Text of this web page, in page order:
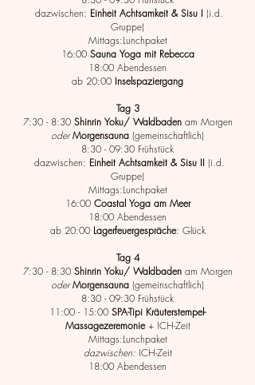
dazwischen: Einheit Achtsamkeit & Sisu I (i.d.
Gruppe)
Mittags:Lunchpaket
16:00 Sauna Yoga mit Rebecca
18:00 Abendessen
ab 20:00 Inselspaziergang
Tag 3
7:30 - 8:30 Shinrin Yoku/ Waldbadenam Morgen
oder Morgensauna (gemeinschaftlich)
8:30 - 09:30 Frühstück
dazwischen: Einheit Achtsamkeit & Sisu II (i.d.
Gruppe)
Mittags:Lunchpaket
16:00 Coastal Yoga am Meer
18:00 Abendessen
ab 20:00 Lagerfeuergespräche: Glück
Tag 4
7:30 - 8:30 Shinrin Yoku/ Waldbadenam Morgen
oder Morgensauna (gemeinschaftlich)
8:30 - 09:30 Frühstück
11:00 - 15:00 SPA-Tipi Kräuterstempel-
Massagezeremonie+ ICH-Zeit
Mittags:Lunchpaket
dazwischen:ICH-Zeit
18:00 Abendessen